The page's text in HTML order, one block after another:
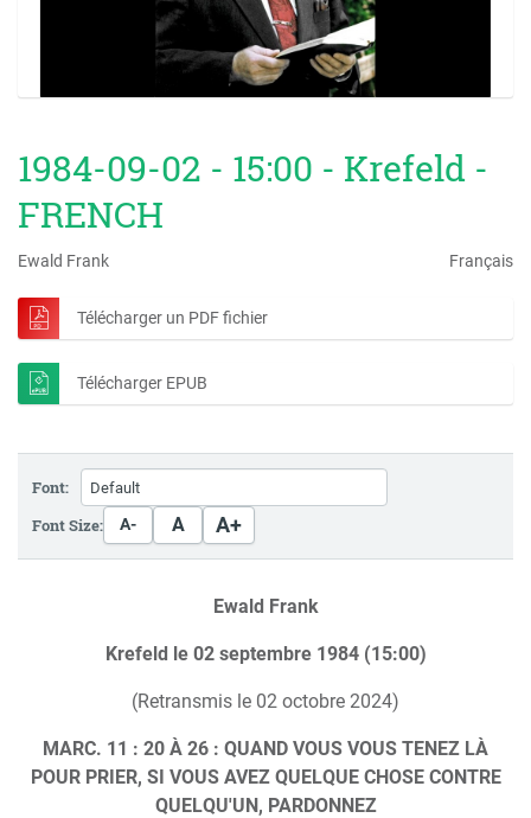
1984-09-02 - 15:00 - Krefeld -
FRENCH
Ewald Frank Français
Télécharger un PDF fichier
Télécharger EPUB
Font:
Font Size:
A- A A+
Ewald Frank
Krefeld le 02 septembre 1984 (15:00)
(Retransmis le 02 octobre 2024)
MARC. 11 : 20 À 26 : QUAND VOUS VOUS TENEZ LÀ
POUR PRIER, SI VOUS AVEZ QUELQUE CHOSE CONTRE
QUELQU'UN, PARDONNEZ